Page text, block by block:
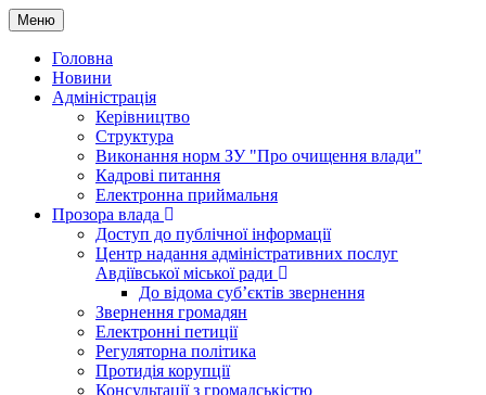
Меню
Головна
Новини
Адміністрація
Керівництво
Структура
Виконання норм ЗУ "Про очищення влади"
Кадрові питання
Електронна приймальня
Прозора влада
Доступ до публічної інформації
Центр надання адміністративних послуг
Авдіївської міської ради
До відома суб’єктів звернення
Звернення громадян
Електронні петиції
Регуляторна політика
Протидія корупції
Консультації з громадськістю